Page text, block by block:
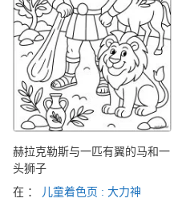
赫拉克勒斯与一匹有翼的马和一
头狮子
在 ：
儿童着色页 : 大力神